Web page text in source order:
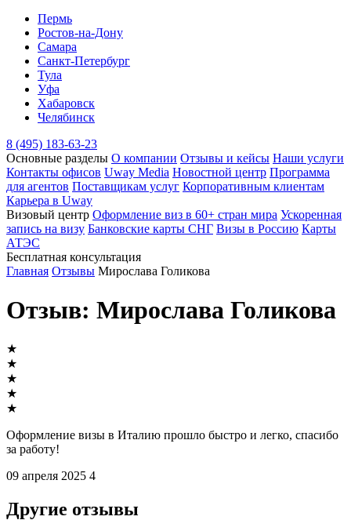
Пермь
Ростов-на-Дону
Самара
Санкт-Петербург
Тула
Уфа
Хабаровск
Челябинск
8 (495) 183-63-23
Основные разделы О компании Отзывы и кейсы Наши услуги
Контакты офисов Uway Media Новостной центр Программа
для агентов Поставщикам услуг Корпоративным клиентам
Карьера в Uway
Визовый центр Оформление виз в 60+ стран мира Ускоренная
запись на визу Банковские карты СНГ Визы в Россию Карты
АТЭС
Бесплатная консультация
Главная Отзывы Мирослава Голикова
Отзыв: Мирослава Голикова
★
★
★
★
★
Оформление визы в Италию прошло быстро и легко, спасибо
за работу!
09 апреля 2025 4
Другие отзывы